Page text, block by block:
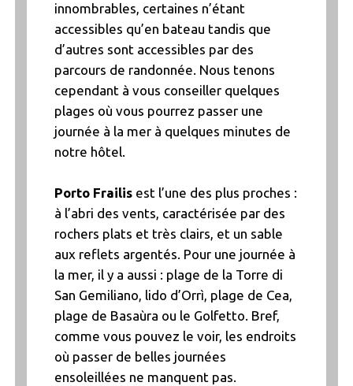
innombrables, certaines n’étant
accessibles qu’en bateau tandis que
d’autres sont accessibles par des
parcours de randonnée. Nous tenons
cependant à vous conseiller quelques
plages où vous pourrez passer une
journée à la mer à quelques minutes de
notre hôtel.
Porto Frailis est l’une des plus proches :
à l’abri des vents, caractérisée par des
rochers plats et très clairs, et un sable
aux reflets argentés. Pour une journée à
la mer, il y a aussi : plage de la Torre di
San Gemiliano, lido d’Orrì, plage de Cea,
plage de Basaùra ou le Golfetto. Bref,
comme vous pouvez le voir, les endroits
où passer de belles journées
ensoleillées ne manquent pas.